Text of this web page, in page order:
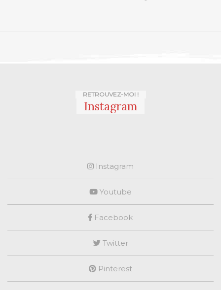
RETROUVEZ-MOI !
Instagram
Instagram
Youtube
Facebook
Twitter
Pinterest